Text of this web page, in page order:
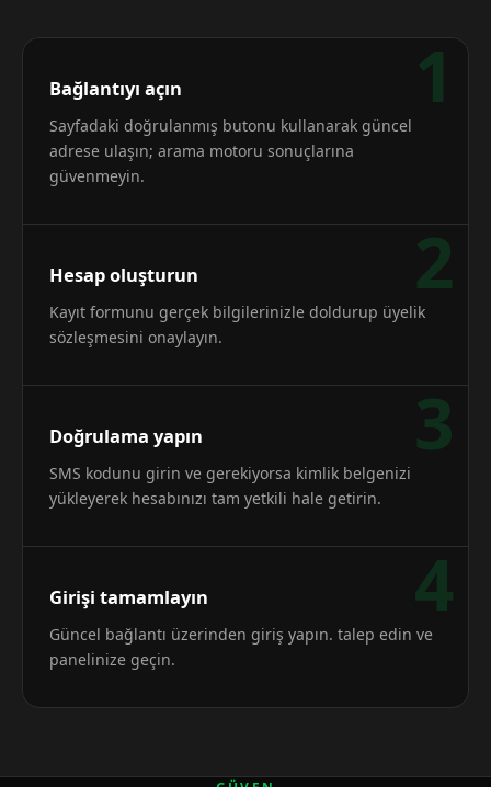
1
Bağlantıyı açın
Sayfadaki doğrulanmış butonu kullanarak güncel
adrese ulaşın; arama motoru sonuçlarına
güvenmeyin.
2
Hesap oluşturun
Kayıt formunu gerçek bilgilerinizle doldurup üyelik
sözleşmesini onaylayın.
3
Doğrulama yapın
SMS kodunu girin ve gerekiyorsa kimlik belgenizi
yükleyerek hesabınızı tam yetkili hale getirin.
4
Girişi tamamlayın
Güncel bağlantı üzerinden giriş yapın. talep edin ve
panelinize geçin.